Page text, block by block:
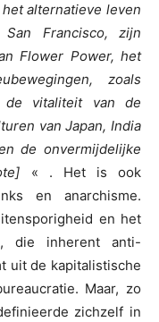
alternatieve leven
Francisco, zijn
Flower Power, het
zoals
de vitaliteit van de
van Japan, India
de onvermijdelijke
« . Het is ook
en anarchisme.
en het
die inherent anti-
uit de kapitalistische
Maar, zo
zichzelf in